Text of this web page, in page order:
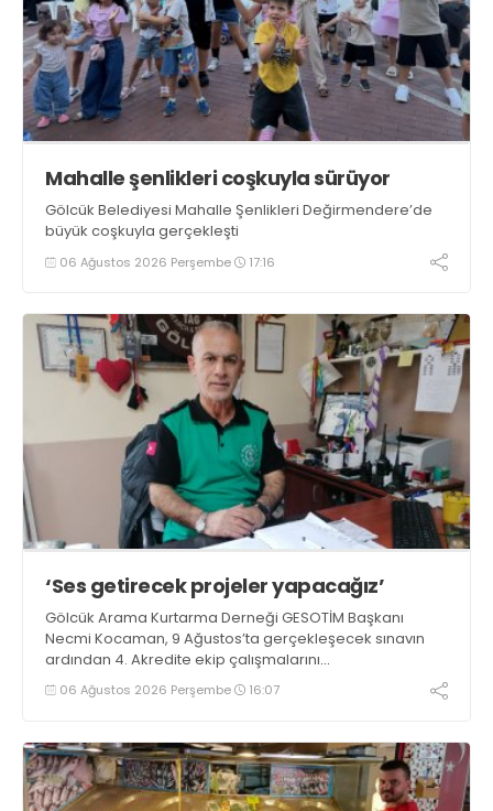
Mahalle şenlikleri coşkuyla sürüyor
Gölcük Belediyesi Mahalle Şenlikleri Değirmendere’de
büyük coşkuyla gerçekleşti
06 Ağustos 2026 Perşembe 17:16
‘Ses getirecek projeler yapacağız’
Gölcük Arama Kurtarma Derneği GESOTİM Başkanı
Necmi Kocaman, 9 Ağustos’ta gerçekleşecek sınavın
ardından 4. Akredite ekip çalışmalarını
tamamlayacaklarını ifade ederek açıklamalarda
bulundu. Kocaman, “Gölcük’te ve Kocaeli genelinde ses
06 Ağustos 2026 Perşembe 16:07